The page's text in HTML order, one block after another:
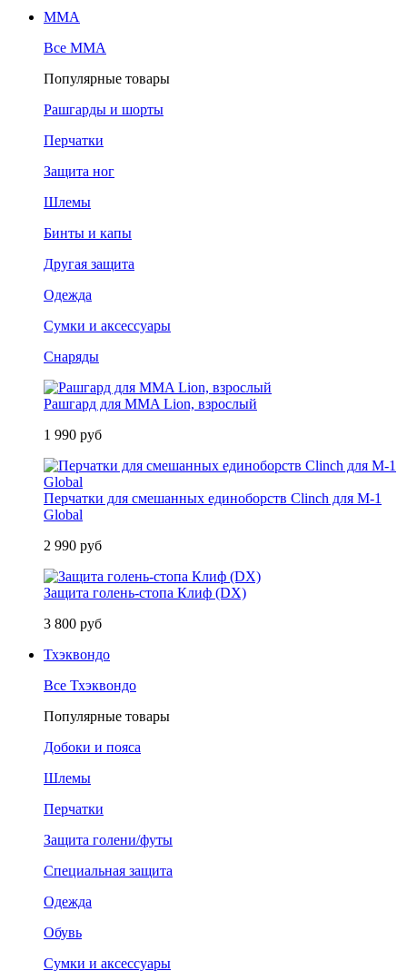
MMA
Все MMA
Популярные товары
Рашгарды и шорты
Перчатки
Защита ног
Шлемы
Бинты и капы
Другая защита
Одежда
Сумки и аксессуары
Снаряды
Рашгард для MMA Lion, взрослый
1 990 руб
Перчатки для смешанных единоборств Clinch для M-1
Global
2 990 руб
Защита голень-стопа Клиф (DX)
3 800 руб
Тхэквондо
Все Тхэквондо
Популярные товары
Добоки и пояса
Шлемы
Перчатки
Защита голени/футы
Специальная защита
Одежда
Обувь
Сумки и аксессуары